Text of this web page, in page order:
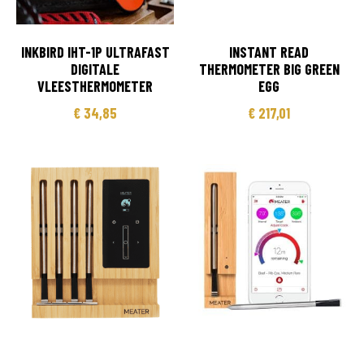
INKBIRD IHT-1P ULTRAFAST
DIGITALE
VLEESTHERMOMETER
€ 34,85
INSTANT READ
THERMOMETER BIG GREEN
EGG
€ 217,01